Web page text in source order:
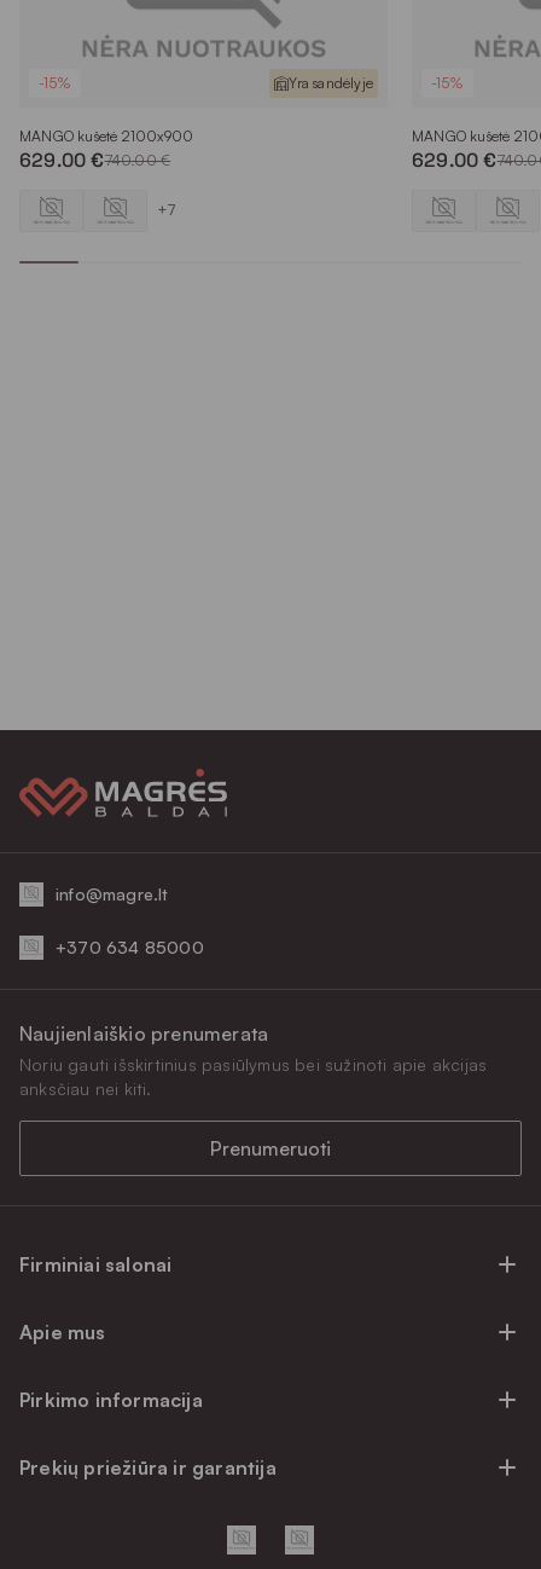
-15% Yra sandėlyje
MANGO kušetė 2100x900
629.00 €740.00 €
+7
-15%
MANGO kušetė
629.00 €
info@magre.lt
+370 634 85000
Firminiai salonai
Firminiai salonai Klaipėdoje
Prekių atsiėmimo punktai
Apie mus
Atsiliepimai
Pirkimo informacija
Pirkimo sąlygos
Prekių priežiūra ir garantija
Baldo kokybės priežiūros vadovas
Naujienlaiškio prenumerata
Noriu gauti išskirtinius pasiūlymus bei sužinoti apie akcijas
anksčiau nei kiti.
Prenumeruoti